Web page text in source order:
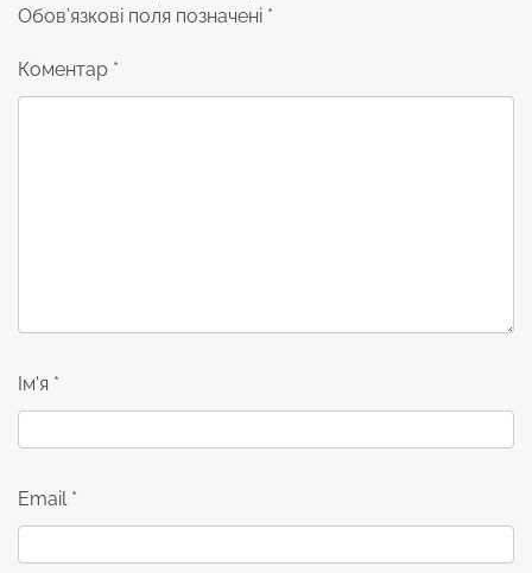
Обов’язкові поля позначені *
Коментар *
Ім'я *
Email *